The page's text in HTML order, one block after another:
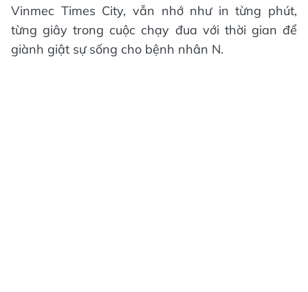
Vinmec Times City, vẫn nhớ như in từng phút,
từng giây trong cuộc chạy đua với thời gian để
giành giật sự sống cho bệnh nhân N.